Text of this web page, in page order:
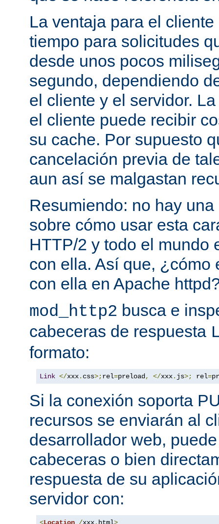
La ventaja para el
tiempo para solicitudes
desde unos pocos
segundo, dependiendo
el cliente y el servidor.
el cliente puede recibir
su cache. Por supuesto
cancelación previa de
aun así se malgastan
Resumiendo: no hay
sobre cómo usar esta
HTTP/2 y todo el mundo
con ella. Así que, ¿cómo
con ella en Apache
mod_http2 busca e
cabeceras de respuesta
formato:
Link </xxx. css>;rel=preload, </xxx. js>; rel=
Si la conexión soporta
recursos se enviarán al
desarrollador web,
cabeceras o bien
respuesta de su
servidor con: